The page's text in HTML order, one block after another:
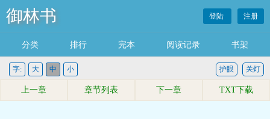
御林书 登陆 注册
分类 排行 完本 阅读记录 书架
字: 大 中 小 关灯
护眼
上一章 章节列表 下一章 TXT下载